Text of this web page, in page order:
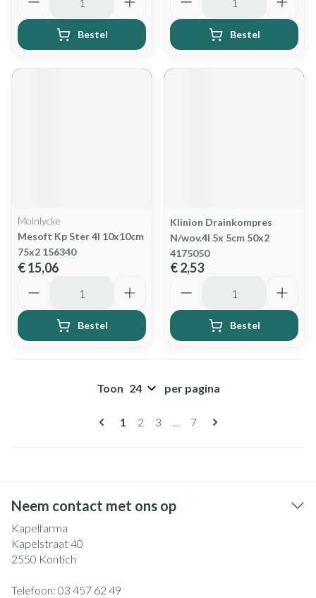
Bestel Bestel
Molnlycke
Mesoft Kp Ster 4l 10x10cm
75x2 156340
€ 15,06
Bestel
Klinion Drainkompres
N/wov.4l 5x 5cm 50x2
4175050
€ 2,53
Bestel
Pagina's
U lees momenteel pagina
1 Pagina
2 Pagina
3 ... Pagina
7
Toon per pagina
Neem contact met ons op
Kapelfarma
Kapelstraat 40
2550 Kontich
Telefoon: 03 457 62 49